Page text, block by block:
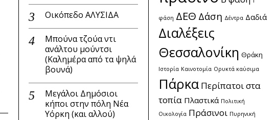
Οικόπεδο ΑΛΥΣΙΔΑ
Μπούνα τζούα ντι
ανάλτου μούντσι
(Καλημέρα από τα ψηλά
βουνά)
Μεγάλοι Δημόσιοι
κήποι στην πόλη Νέα
Υόρκη (και αλλού)
φάση ΔΕΘ Δάση Δέντρα Δαδιά
Διαλέξεις
Θεσσαλονίκη Θράκη
Ιστορία Καινοτομία Ορυκτά καύσιμα
Πάρκα Περίπατοι στα
τοπία Πλαστικά Πολιτική
Οικολογία Πράσινοι Πυρηνική